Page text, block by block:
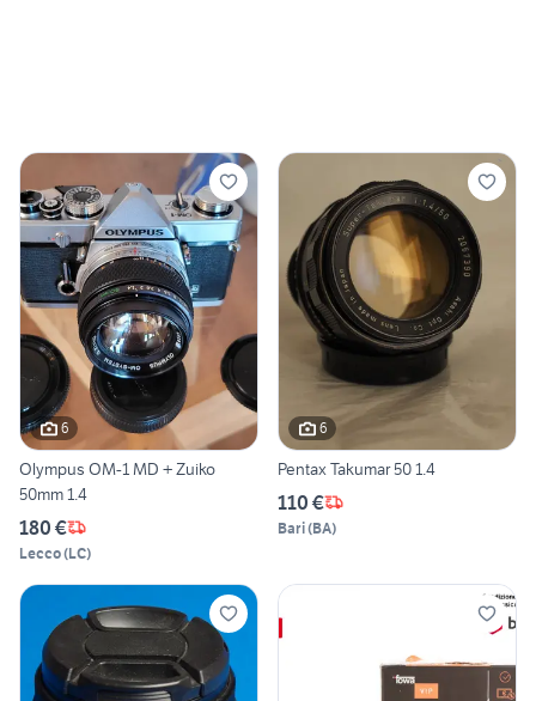
6
Olympus OM-1 MD + Zuiko
50mm 1.4
180 €
Lecco(LC)
6
Pentax Takumar 50 1.4
110 €
Bari(BA)